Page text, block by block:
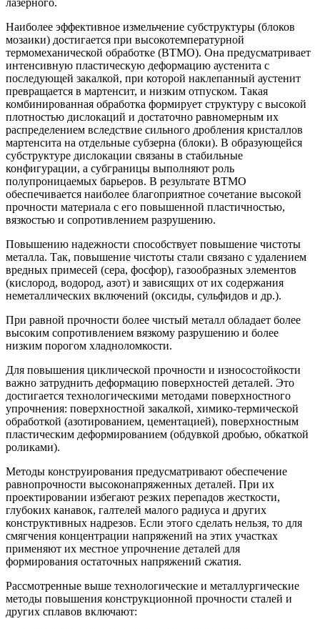
лазерного.
Наиболее эффективное измельчение субструктуры (блоков
мозаики) достигается при высокотемпературной
термомеханической обработке (ВТМО). Она предусматривает
интенсивную пластическую деформацию аустенита с
последующей закалкой, при которой наклепанный аустенит
превращается в мартенсит, и низким отпуском. Такая
комбинированная обработка формирует структуру с высокой
плотностью дислокаций и достаточно равномерным их
распределением вследствие сильного дробления кристаллов
мартенсита на отдельные субзерна (блоки). В образующейся
субструктуре дислокации связаны в стабильные
конфигурации, а субграницы выполняют роль
полупроницаемых барьеров. В результате ВТМО
обеспечивается наиболее благоприятное сочетание высокой
прочности материала с его повышенной пластичностью,
вязкостью и сопротивлением разрушению.
Повышению надежности способствует повышение чистоты
металла. Так, повышение чистоты стали связано с удалением
вредных примесей (сера, фосфор), газообразных элементов
(кислород, водород, азот) и зависящих от их содержания
неметаллических включений (оксиды, сульфидов и др.).
При равной прочности более чистый металл обладает более
высоким сопротивлением вязкому разрушению и более
низким порогом хладноломкости.
Для повышения циклической прочности и износостойкости
важно затруднить деформацию поверхностей деталей. Это
достигается технологическими методами поверхностного
упрочнения: поверхностной закалкой, химико-термической
обработкой (азотированием, цементацией), поверхностным
пластическим деформированием (обдувкой дробью, обкаткой
роликами).
Методы конструирования предусматривают обеспечение
равнопрочности высоконапряженных деталей. При их
проектировании избегают резких перепадов жесткости,
глубоких канавок, галтелей малого радиуса и других
конструктивных надрезов. Если этого сделать нельзя, то для
смягчения концентрации напряжений на этих участках
применяют их местное упрочнение деталей для
формирования остаточных напряжений сжатия.
Рассмотренные выше технологические и металлургические
методы повышения конструкционной прочности сталей и
других сплавов включают: